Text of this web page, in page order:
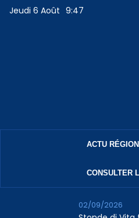
Jeudi 6 Août 9:47
ACTU
CONSULTER
02/09/2026